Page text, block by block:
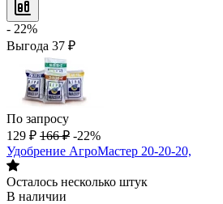
- 22%
Выгода 37 ₽
По запросу
129 ₽ 166 ₽ -22%
Удобрение АгроМастер 20-20-20,
Осталось несколько штук
В наличии